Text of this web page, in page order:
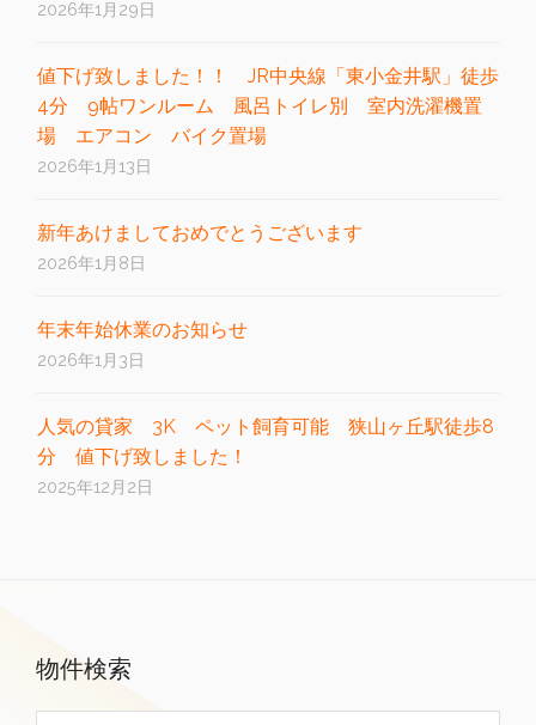
2026年1月29日
値下げ致しました！！ JR中央線「東小金井駅」徒歩
4分 9帖ワンルーム 風呂トイレ別 室内洗濯機置
場 エアコン バイク置場
2026年1月13日
新年あけましておめでとうございます
2026年1月8日
年末年始休業のお知らせ
2026年1月3日
人気の貸家 3K ペット飼育可能 狭山ヶ丘駅徒歩8
分 値下げ致しました！
2025年12月2日
物件検索